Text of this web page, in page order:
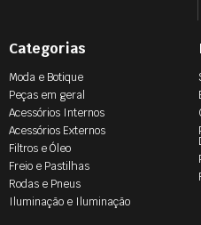
Categorias
Moda e Botique
Peças em geral
Acessórios Internos
Acessórios Externos
Filtros e Óleo
Freio e Pastilhas
Rodas e Pneus
Iluminação e Iluminação